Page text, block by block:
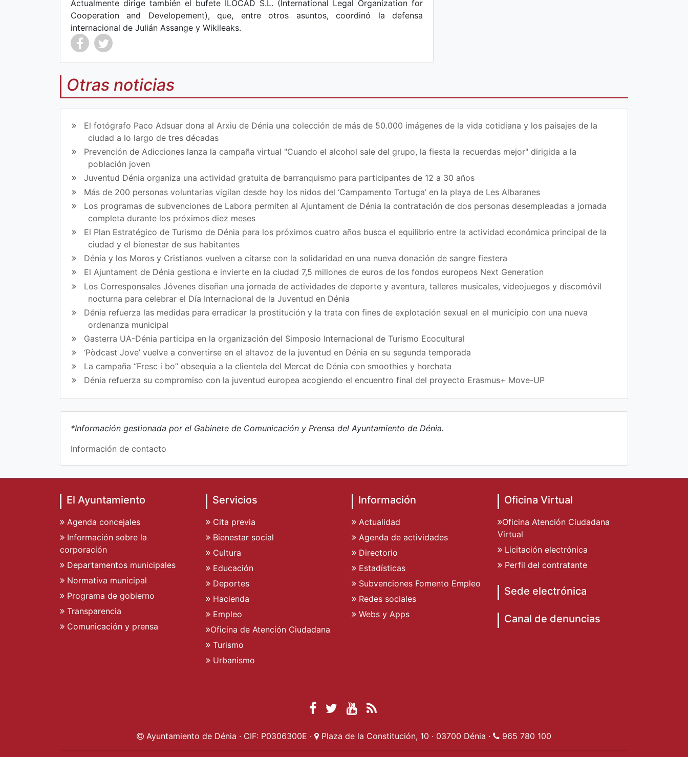
Actualmente dirige también el bufete ILOCAD S.L. (International Legal Organization for
Cooperation and Developement), que, entre otros asuntos, coordinó la defensa
internacional de Julián Assange y Wikileaks.
Co
art
ir
en
Fa
ce
bo
ok
Co
art
ir
en
Tw
itt
er
Otras noticias
El fotógrafo Paco Adsuar dona al Arxiu de Dénia una colección de más de 50.000 imágenes de la vida cotidiana y los paisajes de la
ciudad a lo largo de tres décadas
Prevención de Adicciones lanza la campaña virtual "Cuando el alcohol sale del grupo, la fiesta la recuerdas mejor" dirigida a la
población joven
Juventud Dénia organiza una actividad gratuita de barranquismo para participantes de 12 a 30 años
Más de 200 personas voluntarias vigilan desde hoy los nidos del ‘Campamento Tortuga’ en la playa de Les Albaranes
Los programas de subvenciones de Labora permiten al Ajuntament de Dénia la contratación de dos personas desempleadas a jornada
completa durante los próximos diez meses
El Plan Estratégico de Turismo de Dénia para los próximos cuatro años busca el equilibrio entre la actividad económica principal de la
ciudad y el bienestar de sus habitantes
Dénia y los Moros y Cristianos vuelven a citarse con la solidaridad en una nueva donación de sangre fiestera
El Ajuntament de Dénia gestiona e invierte en la ciudad 7,5 millones de euros de los fondos europeos Next Generation
Los Corresponsales Jóvenes diseñan una jornada de actividades de deporte y aventura, talleres musicales, videojuegos y discomóvil
nocturna para celebrar el Día Internacional de la Juventud en Dénia
Dénia refuerza las medidas para erradicar la prostitución y la trata con fines de explotación sexual en el municipio con una nueva
ordenanza municipal
Gasterra UA-Dénia participa en la organización del Simposio Internacional de Turismo Ecocultural
‘Pòdcast Jove’ vuelve a convertirse en el altavoz de la juventud en Dénia en su segunda temporada
La campaña “Fresc i bo” obsequia a la clientela del Mercat de Dénia con smoothies y horchata
Dénia refuerza su compromiso con la juventud europea acogiendo el encuentro final del proyecto Erasmus+ Move-UP
*Información gestionada por el Gabinete de Comunicación y Prensa del Ayuntamiento de Dénia.
Información de contacto
El Ayuntamiento
Agenda concejales
Información sobre la
corporación
Departamentos municipales
Normativa municipal
Programa de gobierno
Transparencia
Comunicación y prensa
Servicios
Cita previa
Bienestar social
Cultura
Educación
Deportes
Hacienda
Empleo
Oficina de Atención Ciudadana
Turismo
Urbanismo
Información
Actualidad
Agenda de actividades
Directorio
Estadísticas
Subvenciones Fomento Empleo
Redes sociales
Webs y Apps
Oficina Virtual
Oficina Atención Ciudadana
Virtual
Licitación electrónica
Perfil del contratante
Sede electrónica
Canal de denuncias
Facebook Ayuntamiento de Dénia
Twitter Ayuntamiento de Dénia
YouTube Ayuntamiento de Dénia
Ayuntamiento de Dénia · CIF: P0306300E · Plaza de la Constitución, 10 · 03700 Dénia · 965 780 100